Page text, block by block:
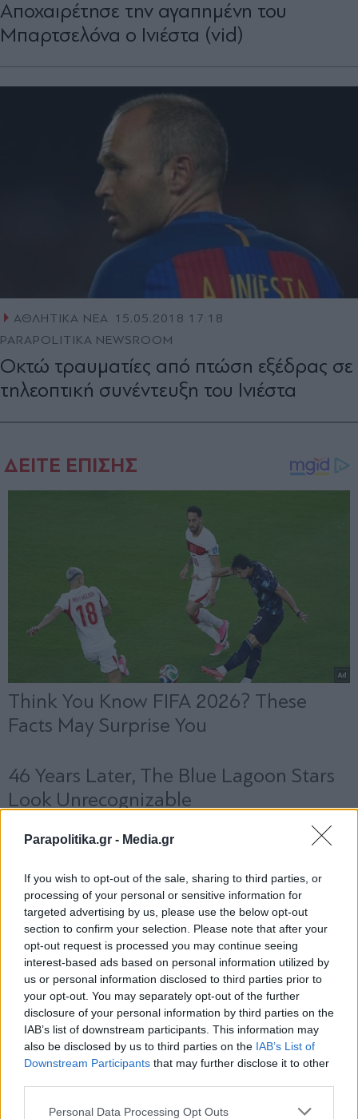
Parapolitika.gr - Media.gr
If you wish to opt-out of the sale, sharing to third parties, or
processing of your personal or sensitive information for
targeted advertising by us, please use the below opt-out
section to confirm your selection. Please note that after your
opt-out request is processed you may continue seeing
interest-based ads based on personal information utilized by
us or personal information disclosed to third parties prior to
your opt-out. You may separately opt-out of the further
disclosure of your personal information by third parties on the
IAB’s list of downstream participants. This information may
also be disclosed by us to third parties on the IAB’s List of
Downstream Participants that may further disclose it to other
Personal Data Processing Opt Outs
Αποχαιρέτησε την αγαπημένη του
Μπαρτσελόνα ο Ινιέστα (vid)
ΑΘΛΗΤΙΚΑ ΝΕΑ 15.05.2018 17:18
PARAPOLITIKA NEWSROOM
Οκτώ τραυματίες από πτώση εξέδρας σε
τηλεοπτική συνέντευξη του Ινιέστα
Εγγραφή στο newsletter